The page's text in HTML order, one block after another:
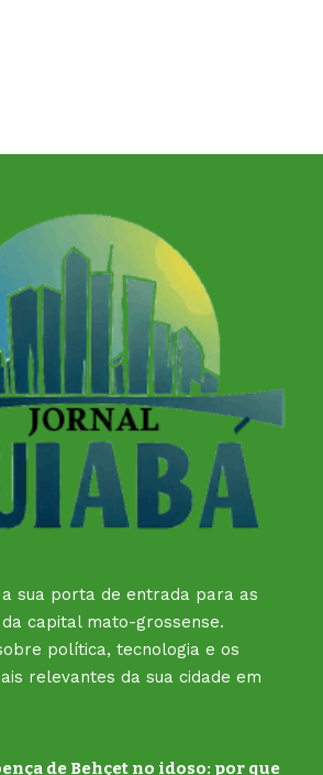
sua porta de entrada para as
capital mato-grossense.
política, tecnologia e os
relevantes da sua cidade em
de Behçet no idoso: por que